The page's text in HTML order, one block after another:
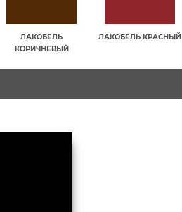
ЛАКОБЕЛЬ
КОРИЧНЕВЫЙ
ЛАКОБЕЛЬ КРАСНЫЙ